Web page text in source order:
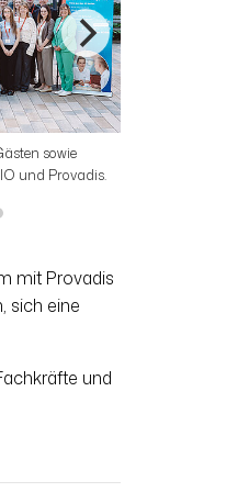
sowie
und Provadis.
mit Provadis
sich eine
und